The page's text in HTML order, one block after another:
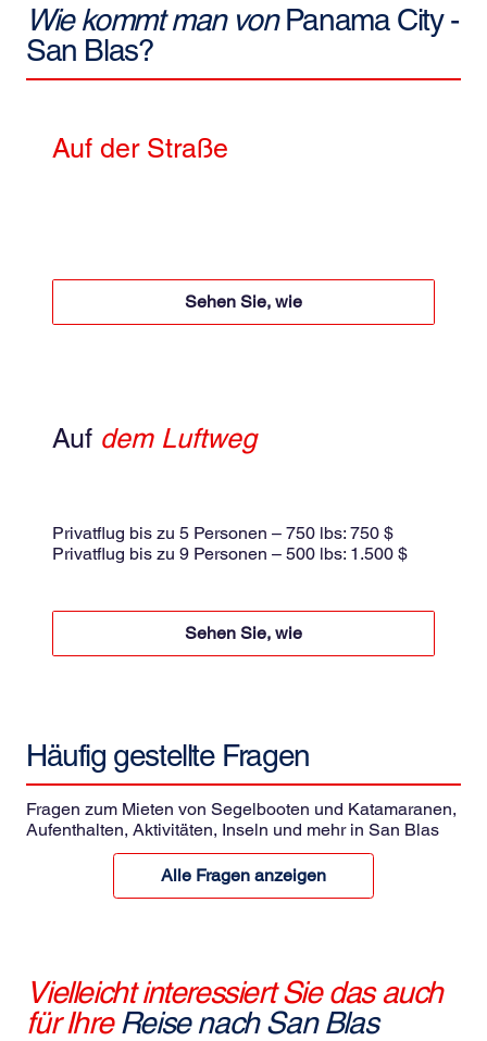
Wie kommt man von Panama City -
San Blas?
Auf der Straße
Sehen Sie, wie
Auf dem Luftweg
Privatflug bis zu 5 Personen – 750 lbs: 750 $
Privatflug bis zu 9 Personen – 500 lbs: 1.500 $
Sehen Sie, wie
Häufig gestellte Fragen
Fragen zum Mieten von Segelbooten und Katamaranen,
Aufenthalten, Aktivitäten, Inseln und mehr in San Blas
Alle Fragen anzeigen
Vielleicht interessiert Sie das auch
für IhreReise nach San Blas